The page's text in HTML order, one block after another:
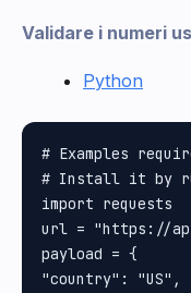
Validare i numeri
Python
# Examples
# Install it by
import requests
url = "https://
payload = {
"country": "US",